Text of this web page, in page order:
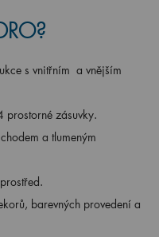
s vnitřním a vnějším
zásuvky.
a tlumeným
barevných provedení a